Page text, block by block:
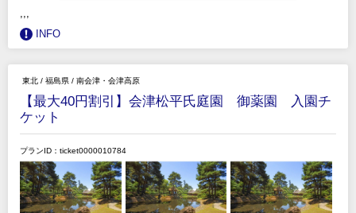
,,,
INFO
東北 / 福島県 / 南会津・会津高原
【最大40円割引】会津松平氏庭園 御薬園 入園チ
ケット
プランID：ticket0000010784